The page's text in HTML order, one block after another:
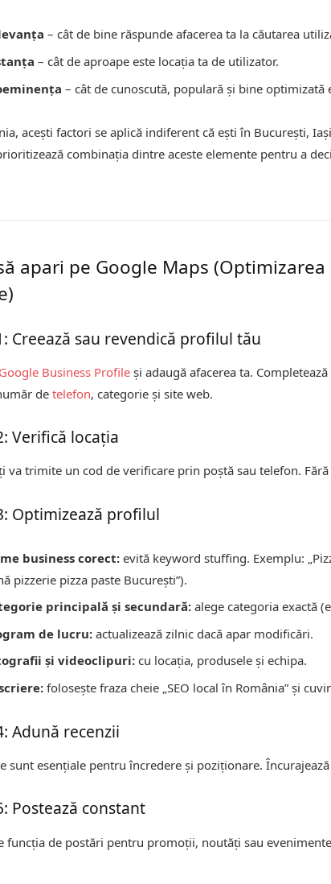
– cât de bine răspunde afacerea ta la căutarea
– cât de aproape este locația ta de utilizator.
– cât de cunoscută, populară și bine optimizată
acești factori se aplică indiferent că ești în București,
combinația dintre aceste elemente pentru a
apari pe Google Maps
Creează sau revendică profilul tău
Google Business Profile și adaugă afacerea ta.
detelefon, categorie și site web.
Verifică locația
va trimite un cod de verificare prin poștă sau telefon.
Optimizează profilul
business corect: evită keyword stuffing. Exemplu:
pizzerie pizza paste București”).
principală și secundară: alege categoria exactă
de lucru: actualizează zilnic dacă apar modificări.
și videoclipuri:cu locația, produsele și echipa.
folosește fraza cheie „SEO local în România” și
Adună recenzii
sunt esențiale pentru încredere și poziționare.
Postează constant
funcția de postări pentru promoții, noutăți sau